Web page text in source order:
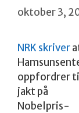
oktober 3,
NRK skriver
oppfordrer
jakt på
Nobelpris-